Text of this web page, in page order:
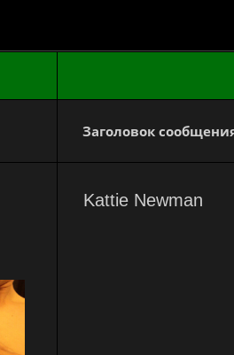
Заголовок
Kattie Newman